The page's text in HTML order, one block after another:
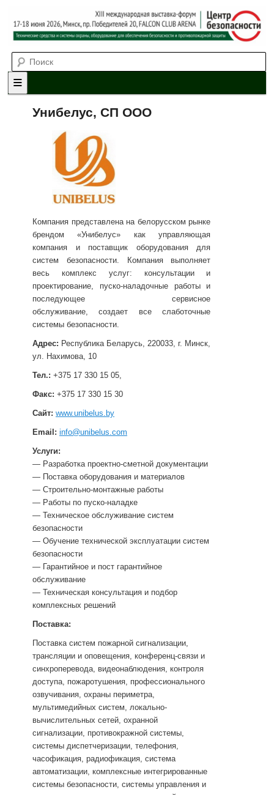
XII международная выставка-
форум «Центр безопасности»
систем охраны, оборудования для обеспечения безопасности и
противопожарной защиты. 4-5 июня 2025, Минск, пр. Победителей,
20
Главное меню
Перейти к основному содержимому
Перейти к дополнительному содержимому
Унибелус, СП ООО
Компания представлена на белорусском рынке
брендом «Унибелус» как управляющая
компания и поставщик оборудования для
систем безопасности. Компания выполняет
весь комплекс услуг: консультации и
проектирование, пуско-наладочные работы и
последующее сервисное
обслуживание, создает все слаботочные
системы безопасности.
Адрес: Республика Беларусь, 220033, г. Минск,
ул. Нахимова, 10
Тел.: +375 17 330 15 05,
Факс: +375 17 330 15 30
Сайт: www.unibelus.by
Email: info@unibelus.com
Услуги:
— Разработка проектно-сметной документации
— Поставка оборудования и материалов
— Строительно-монтажные работы
— Работы по пуско-наладке
— Техническое обслуживание систем
безопасности
— Обучение технической эксплуатации систем
безопасности
— Гарантийное и пост гарантийное
обслуживание
— Техническая консультация и подбор
комплексных решений
Поставка:
Поставка систем пожарной сигнализации,
трансляции и оповещения, конференц-связи и
синхроперевода, видеонаблюдения, контроля
доступа, пожаротушения, профессионального
озвучивания, охраны периметра,
мультимедийных систем, локально-
вычислительных сетей, охранной
сигнализации, противокражной системы,
системы диспетчеризации, телефония,
часофикация, радиофикация, система
автоматизации, комплексные интегрированные
системы безопасности, системы управления и